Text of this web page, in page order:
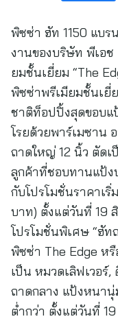
พิซซ่า ฮัท 1150 แบร
งานของบริษัท พีเอ
ยมชั้นเยี่ยม “The
พิซซ่าพรีเมียมชั้นเยี่
ชาติท็อปปิ้งสุดขอบแ
โรยด้วยพาร์เมซาน
ถาดใหญ่ 12 นิ้ว ตัด
ลูกค้าที่ชอบทานแป้ง
กับโปรโมชั่นราคาเ
บาท) ตั้งแต่วันที่ 19
โปรโมชั่นพิเศษ “ฮัท
พิซซ่า The Edge ห
เป็น หมวดเลิฟเวอ
ถาดกลาง แป้งหนา
ต่ำกว่า ตั้งแต่วันที่